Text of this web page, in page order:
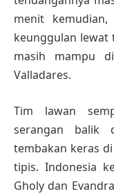
menit
keunggulan lewat
masih mampu
Valladares.
Tim lawan
serangan balik
tembakan keras
tipis. Indonesia
Gholy dan